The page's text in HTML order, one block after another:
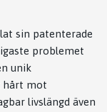
sin patenterade
problemet
unik
hårt mot
livslängd även